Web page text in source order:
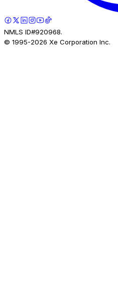
NMLS ID#920968.
© 1995-2026 Xe Corporation Inc.